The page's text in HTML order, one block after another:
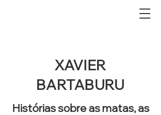
XAVIER
BARTABURU
Histórias sobre as matas, as